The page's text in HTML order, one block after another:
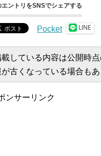
エントリをSNSでシェアする
Pocket LINE
している内容は公開時
古くなっている場合も
ンサーリンク